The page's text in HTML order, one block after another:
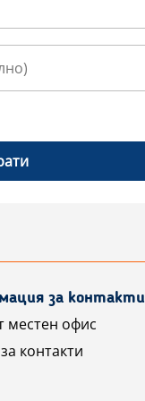
за контакти
местен офис
контакти